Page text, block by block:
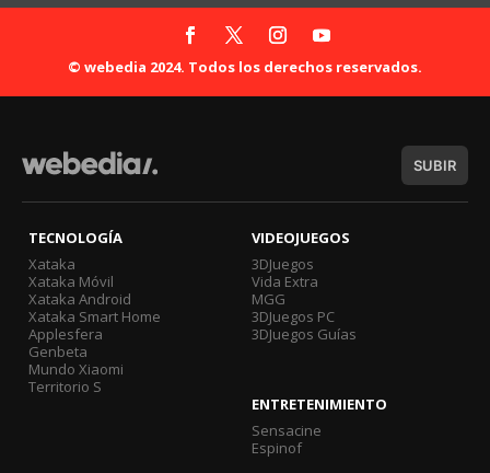
© webedia 2024. Todos los derechos reservados.
SUBIR
TECNOLOGÍA
Xataka
Xataka Móvil
Xataka Android
Xataka Smart Home
Applesfera
Genbeta
Mundo Xiaomi
Territorio S
VIDEOJUEGOS
3DJuegos
Vida Extra
MGG
3DJuegos PC
3DJuegos Guías
ENTRETENIMIENTO
Sensacine
Espinof